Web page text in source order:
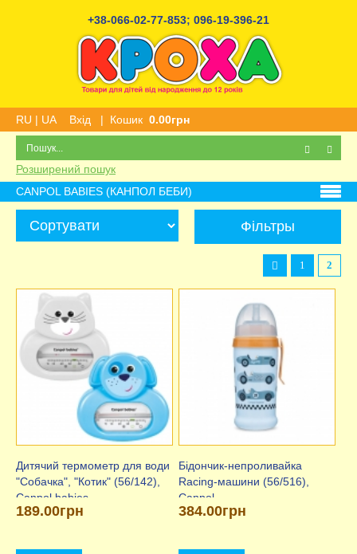
+38-066-02-77-853; 096-19-396-21
RU | UA Вхід | Кошик 0.00грн
Розширений пошук
CANPOL BABIES (КАНПОЛ БЕБИ)
Фільтры
1 2
Дитячий термометр для води
"Собачка", "Котик" (56/142),
Canpol babies
189.00грн
Бідончик-непроливайка
Racing-машини (56/516),
Canpol
384.00грн